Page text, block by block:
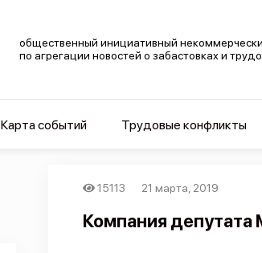
общественный инициативный
по агрегации новостей о забастовках и
Карта событий Трудовые конфликты
15113 21 марта, 2019
Компания депутата